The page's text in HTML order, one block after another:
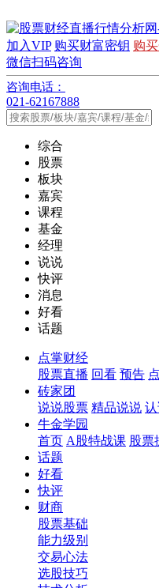
加入VIP 购买财富密钥 购
微信扫码咨询
咨询电话：
021-62167888
综合
股票
板块
嘉宾
课程
基金
经理
说说
快评
消息
好看
话题
点掌财经
股票直播 回看 预告
砖家团
说说股票 精品说说
牛金学园
首页 A股特战课 股票
话题
好看
快评
财商
股票基础
能力级别
交易心法
选股技巧